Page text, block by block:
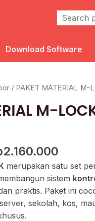
Download Software
/ PAKET MATERIAL M-
M-
2.160.000
Harga
ini
merupakan satu set
sistem
praktis. Paket ini
sekolah, kos,